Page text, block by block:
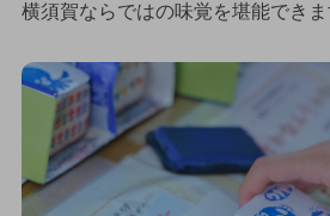
横須賀ならではの味覚を堪能できま